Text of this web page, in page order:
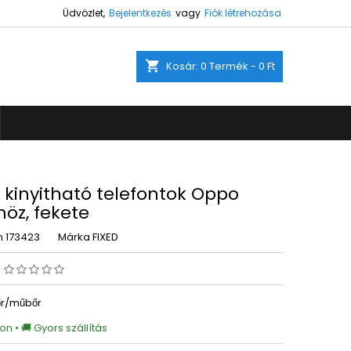
Üdvözlet, Bejelentkezés vagy Fiók létrehozása
shopping_cart Kosár: 0 Termék - 0 Ft
kinyitható telefontok Oppo
fekete
173423 Márka FIXED
műbőr
• 🚚 Gyors szállítás